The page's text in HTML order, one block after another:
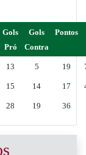
Gols
Pró
Gols
Contra
Pontos
13 5 19
15 14 17
28 19 36